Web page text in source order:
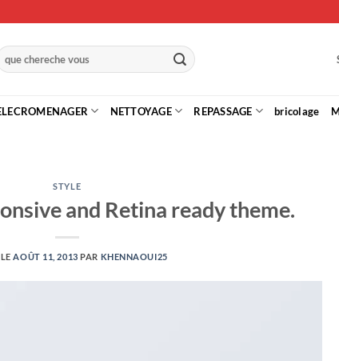
:
NETTOYAGE REPASSAGE bricolage
STYLE
and Retina ready theme.
AOÛT 11, 2013 PAR KHENNAOUI25